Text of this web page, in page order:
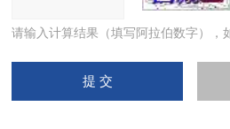
请输入计算结果（填写阿拉伯数字），